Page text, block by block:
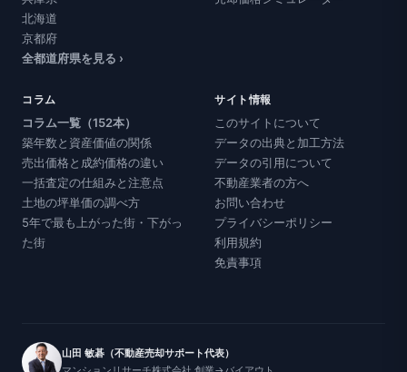
北海道
京都府
全都道府県を見る ›
コラム
コラム一覧（152本）
築年数と資産価値の関係
売出価格と成約価格の違い
一括査定の仕組みと注意点
土地の坪単価の調べ方
5年で最も上がった街・下がっ
た街
サイト情報
このサイトについて
データの出典と加工方法
データの引用について
不動産業者の方へ
お問い合わせ
プライバシーポリシー
利用規約
免責事項
山田 敏碁（不動産売却サポート代表）